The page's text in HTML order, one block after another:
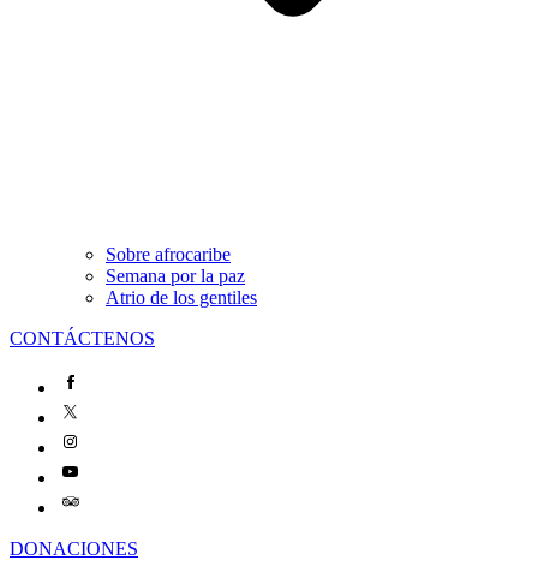
Sobre afrocaribe
Semana por la paz
Atrio de los gentiles
CONTÁCTENOS
DONACIONES